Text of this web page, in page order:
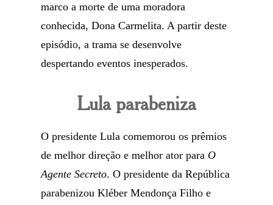
marco a morte de uma moradora
conhecida, Dona Carmelita. A partir deste
episódio, a trama se desenvolve
despertando eventos inesperados.
Lula parabeniza
O presidente Lula comemorou os prêmios
de melhor direção e melhor ator para O
Agente Secreto. O presidente da República
parabenizou Kléber Mendonça Filho e